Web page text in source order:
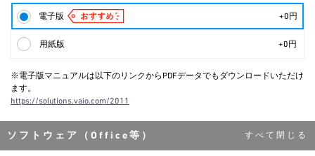
電子版 +0円
用紙版 +0円
※電子版マニュアルは以下のリンクからPDFデータでもダウンロードいただけ
ます。
https://solutions.vaio.com/2011
ソフトウェア（Office等）